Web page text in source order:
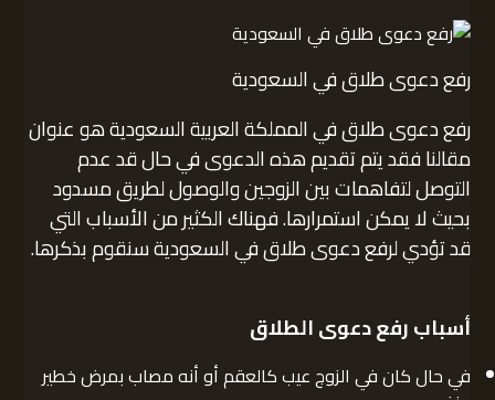
رفع دعوى طلاق في السعودية
رفع دعوى طلاق في المملكة العربية السعودية هو عنوان
مقالنا فقد يتم تقديم هذه الدعوى في حال قد عدم
التوصل لتفاهمات بين الزوجين والوصول لطريق مسدود
بحيث لا يمكن استمرارها. فهناك الكثير من الأسباب التي
قد تؤدي لرفع دعوى طلاق في السعودية سنقوم بذكرها.
أسباب رفع دعوى الطلاق
في حال كان في الزوج عيب كالعقم أو أنه مصاب بمرض خطير